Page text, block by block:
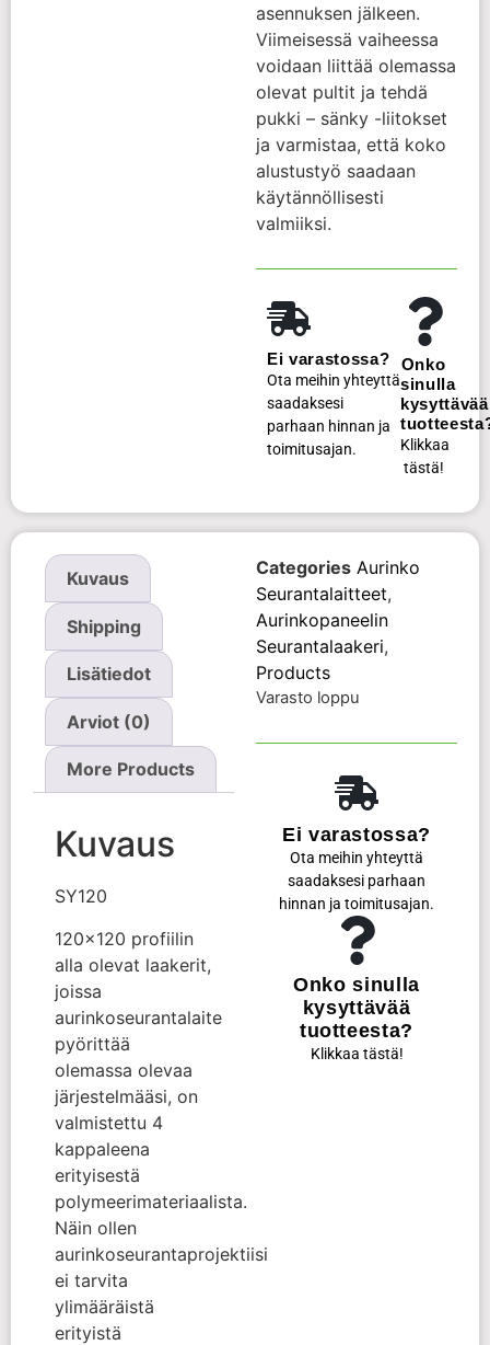
asennuksen jälkeen.
Viimeisessä vaiheessa
voidaan liittää olemassa
olevat pultit ja tehdä
pukki – sänky -liitokset
ja varmistaa, että koko
alustustyö saadaan
käytännöllisesti
valmiiksi.
Ei varastossa?
Ota meihin yhteyttä
saadaksesi
parhaan hinnan ja
toimitusajan.
Onko
sinulla
kysyttävää
Klikkaa
tästä!
Kuvaus
Shipping
Lisätiedot
Arviot (0)
More Products
Kuvaus
SY120
120×120 profiilin
alla olevat laakerit,
joissa
aurinkoseurantalaite
pyörittää
olemassa olevaa
järjestelmääsi, on
valmistettu 4
kappaleena
erityisestä
polymeerimateriaalista.
Näin ollen
aurinkoseurantaprojektiisi
ei tarvita
ylimääräistä
erityistä
Categories Aurinko
Seurantalaitteet,
Aurinkopaneelin
Seurantalaakeri,
Products
Varasto loppu
Ei varastossa?
Ota meihin yhteyttä
saadaksesi parhaan
hinnan ja toimitusajan.
Onko sinulla
kysyttävää
tuotteesta?
Klikkaa tästä!